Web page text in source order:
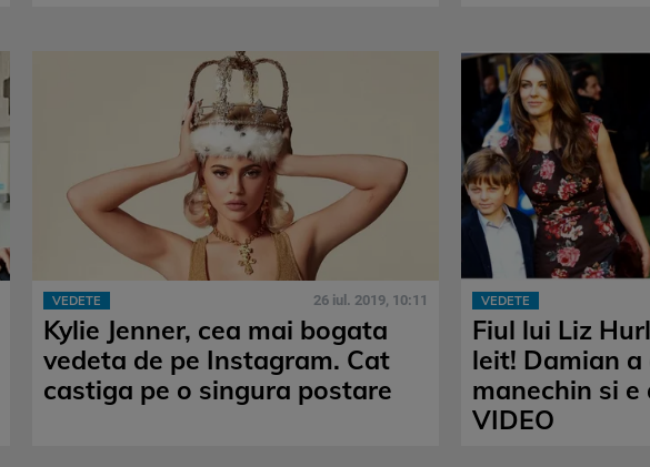
VEDETE 26 iul. 2019, 10:11
Kylie Jenner, cea mai bogata
vedeta de pe Instagram. Cat
castiga pe o singura postare
VEDETE
Fiul lui Liz
leit! Damian
manechin si
VIDEO